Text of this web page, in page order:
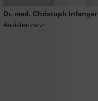
Dr. med. Christoph Infanger
Assistenzarzt